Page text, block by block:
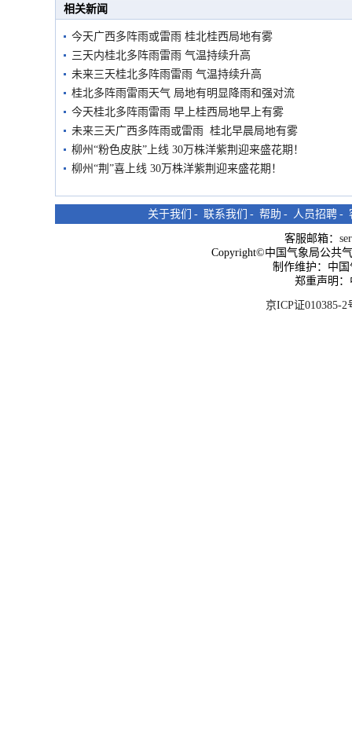
相关新闻
今天广西多阵雨或雷雨 桂北桂西局地有雾
三天内桂北多阵雨雷雨 气温持续升高
未来三天桂北多阵雨雷雨 气温持续升高
桂北多阵雨雷雨天气 局地有明显降雨和强对流
今天桂北多阵雨雷雨 早上桂西局地早上有雾
未来三天广西多阵雨或雷雨 桂北早晨局地有雾
柳州“粉色皮肤”上线 30万株洋紫荆迎来盛花期！
柳州“荆”喜上线 30万株洋紫荆迎来盛花期！
关于我们 - 联系我们 - 帮助 - 人员招聘 -
客服邮箱：
Copyright©中国气象局公共
制作维护：中
郑重声明
京ICP证010385-2